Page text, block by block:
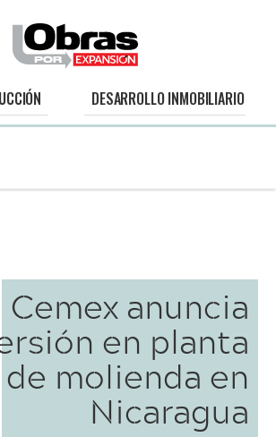
DESARROLLO INMOBILIARIO
Cemex anuncia
en planta
de molienda en
Nicaragua